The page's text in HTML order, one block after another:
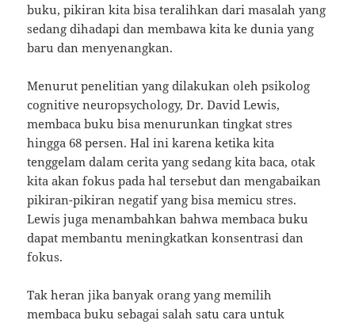
buku, pikiran kita bisa teralihkan dari masalah yang
sedang dihadapi dan membawa kita ke dunia yang
baru dan menyenangkan.
Menurut penelitian yang dilakukan oleh psikolog
cognitive neuropsychology, Dr. David Lewis,
membaca buku bisa menurunkan tingkat stres
hingga 68 persen. Hal ini karena ketika kita
tenggelam dalam cerita yang sedang kita baca, otak
kita akan fokus pada hal tersebut dan mengabaikan
pikiran-pikiran negatif yang bisa memicu stres.
Lewis juga menambahkan bahwa membaca buku
dapat membantu meningkatkan konsentrasi dan
fokus.
Tak heran jika banyak orang yang memilih
membaca buku sebagai salah satu cara untuk